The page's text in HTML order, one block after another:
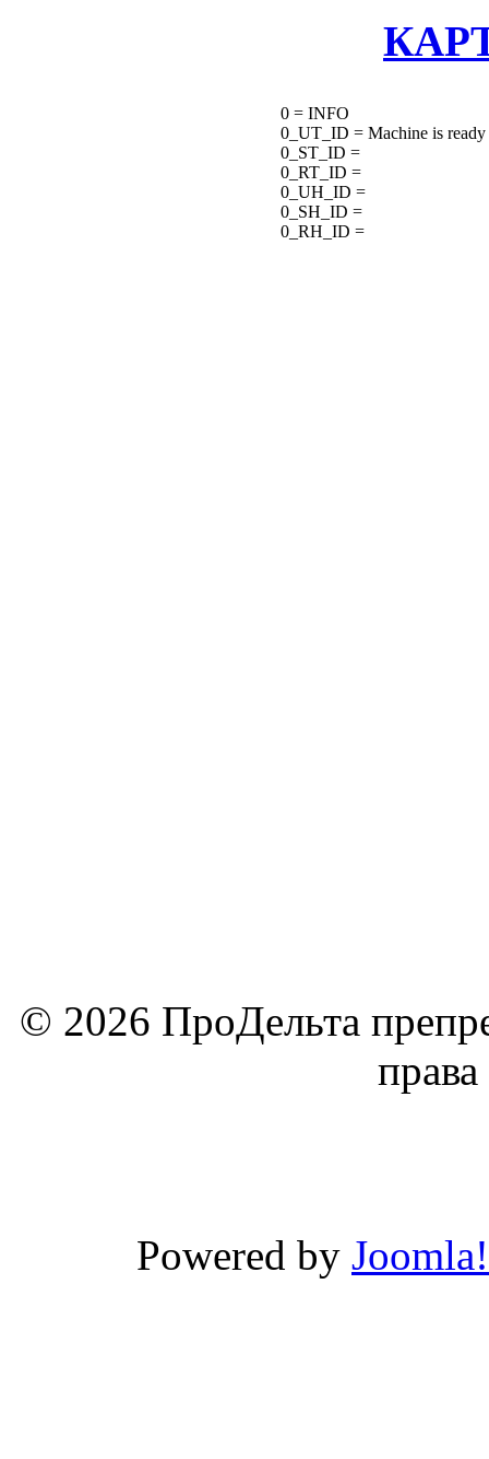
0 = INFO
0_UT_ID = Machine is ready
0_ST_ID =
0_RT_ID =
0_UH_ID =
0_SH_ID =
0_RH_ID =
© 2026 ПроДельта
Powered by Joomla!